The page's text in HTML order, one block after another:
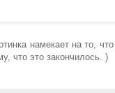
намекает на то,
что это закончилось. )